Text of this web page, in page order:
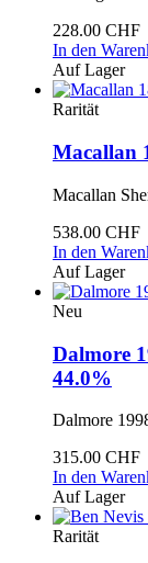
228.00 CHF
In den
Auf Lager
Rarität
Macallan
Macallan
538.00 CHF
In den
Auf Lager
Neu
Dalmore
44.0%
Dalmore
315.00 CHF
In den
Auf Lager
Rarität